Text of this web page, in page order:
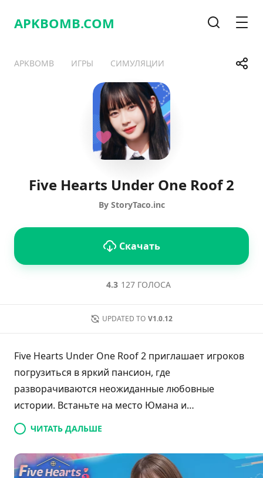
APKBOMB.COM
APKBOMB ИГРЫ СИМУЛЯЦИИ
TelegramFacebook
Five Hearts Under One Roof 2
By StoryTaco.inc
Скачать
4.3 127 ГОЛОСА
UPDATED TO V1.0.12
Five Hearts Under One Roof 2 приглашает игроков
погрузиться в яркий пансион, где
разворачиваются неожиданные любовные
истории. Встаньте на место Юмана и
взаимодействуйте с шестью очаровательными
героинями, каждая из которых хранит
уникальные обаяния и секреты. По мере
углубления отношений игроки сталкиваются с
ЧИТАТЬ ДАЛЬШЕ